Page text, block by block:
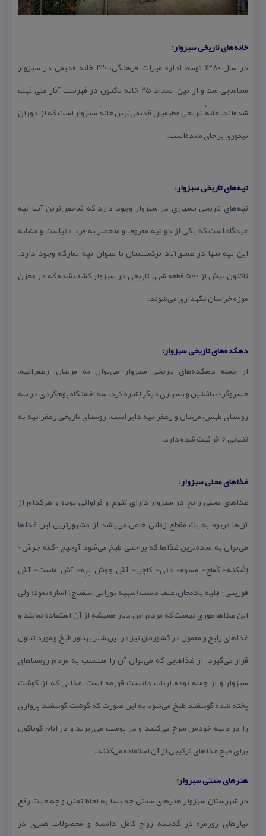
خانه‌های تاریخی سبزوار:
در سال ۱۳۸۰ توسط اداره میراث فرهنگی، ۲۲۰ خانه قدیمی در سبزوار
شناسایی شد و از بین، تعداد ۲۵ خانه تاكنون در فهرست آثار ملی ثبت
شده‌اند. خانهٔ تاریخی عظیمیان قدیمی‌ترین خانهٔ سبزوار است كه از دوران
تیموری بر جای مانده‌است.
تپه‌های تاریخی سبزوار:
تپه‌های تاریخی بسیاری در سبزوار وجود دارد كه شاخص‌ترین آنها تپه
عیدگاه است كه یكی از دو تپه معروف و منحصر به فرد دنیاست و مشابه
این تپه تنها در عشق‌آباد تركمنستان با عنوان تپه نمازگاه وجود دارد.
تاكنون بیش از ۵۰۰۰ قطعه شیء تاریخی در سبزوار كشف شده كه در مخزن
موزه خراسان نگهداری می‌شوند.
دهكده‌های تاریخی سبزوار:
از جمله دهكده‌های تاریخی سبزوار می‌توان به مزینان، زعفرانیه،
خسروگرد، باشتین و بسیاری دیگر اشاره كرد. سه اقامتگاه بوم‌گردی در سه
روستای طبس، مزینان و زعفرانیه دایر است. روستای تاریخی زعفرانیه به
تنهایی ۶ اثر ثبت شده دارد.
غذاهای محلی سبزوار:
غذاهای محلی رایج در سبزوار دارای تنوع و فراوانی بوده و هركدام از
آن‌ها مربوط به یك مقطع زمانی خاص می‌باشد از مشهورترین این غذاها
می‌توان به ساده‌ترین غذاها كه براحتی طبخ می‌شود آوجیج -كَمَه جوش-
اِشْكِنِه- كُماج- مِسوه- دِنی- كاچی- آش جوش بِرِه- آش ماست- آش
قوریتی- قِلیَه بادمجان، عِلِف ماست (شبیه بورانی اسفناج) اشاره نمود؛ ولی
این غذاها طوری نیست كه مردم این دیار همیشه از آن استفاده نمایند و
غذاهای رایج و معمول در كشورمان نیز در این شهر پهناور طبخ و مورد تناول
قرار می‌گیرد. از غذاهایی كه می‌توان آن را منتسب به مردم روستاهای
سبزوار و از جمله نوده ارباب دانست قورمه است، غذایی كه از گوشت
پخته شده گوسفند طبخ می‌شود به این صورت كه گوشت گوسفند پرواری
را در دنبه خودش سرخ می‌كنند و در پوست می‌ریزند و در ایام گوناگون
برای طبخ غذاهای تركیبی از آن استفاده می‌كنند.
هنرهای سنتی سبزوار:
در شهرستان سبزوار هنرهای سنتی چه بسا به لحاظ تفنن و چه جهت رفع
نیازهای روزمره در گذشته رواج كامل داشته و محصولات هنری در